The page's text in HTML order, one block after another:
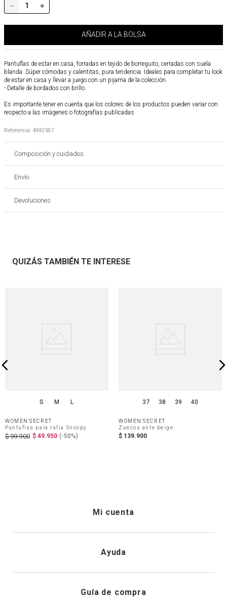
＋
－
AÑADIR A LA BOLSA
Pantuflas de estar en casa, forradas en tejido de borreguito, cerradas con suela
blanda. Súper cómodas y calentitas, pura tendencia. Ideales para completar tu look
de estar en casa y llevar a juego con un pijama de la colección.
- Detalle de bordados con brillo.
Es importante tener en cuenta que los colores de los productos pueden variar con
respecto a las imágenes o fotografías publicadas
Referencia: 4992587
Composición y cuidados
Envío
Devoluciones
QUIZÁS TAMBIÉN TE INTERESE
S M L
WOMEN'SECRET
Pantuflas pala rafia Snoopy
$ 99.900 $ 49.950 (-50%)
37 38 39 40
WOMEN'SECRET
Zuecos ante beige
$ 139.900
Mi cuenta
Registrarme
Ayuda
Guía de compra